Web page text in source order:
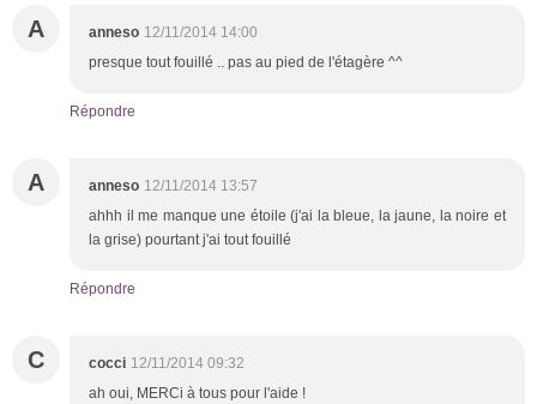
A anneso 12/11/2014 14:00
presque tout fouillé .. pas au pied de l'étagère ^^
Répondre
A anneso 12/11/2014 13:57
ahhh il me manque une étoile (j'ai la bleue, la jaune, la noire et
la grise) pourtant j'ai tout fouillé
Répondre
C cocci 12/11/2014 09:32
ah oui, MERCi à tous pour l'aide !